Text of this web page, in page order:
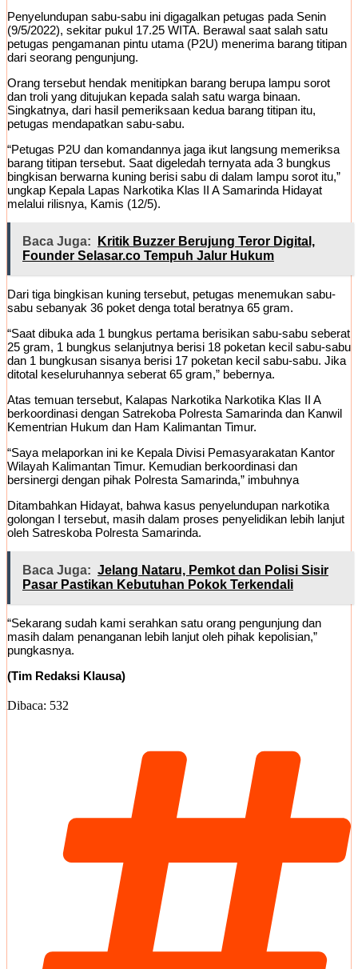
Penyelundupan sabu-sabu ini digagalkan petugas pada Senin
(9/5/2022), sekitar pukul 17.25 WITA. Berawal saat salah satu
petugas pengamanan pintu utama (P2U) menerima barang titipan
dari seorang pengunjung.
Orang tersebut hendak menitipkan barang berupa lampu sorot
dan troli yang ditujukan kepada salah satu warga binaan.
Singkatnya, dari hasil pemeriksaan kedua barang titipan itu,
petugas mendapatkan sabu-sabu.
“Petugas P2U dan komandannya jaga ikut langsung memeriksa
barang titipan tersebut. Saat digeledah ternyata ada 3 bungkus
bingkisan berwarna kuning berisi sabu di dalam lampu sorot itu,”
ungkap Kepala Lapas Narkotika Klas II A Samarinda Hidayat
melalui rilisnya, Kamis (12/5).
Baca Juga:
Kritik Buzzer Berujung Teror Digital,
Founder Selasar.co Tempuh Jalur Hukum
Dari tiga bingkisan kuning tersebut, petugas menemukan sabu-
sabu sebanyak 36 poket denga total beratnya 65 gram.
“Saat dibuka ada 1 bungkus pertama berisikan sabu-sabu seberat
25 gram, 1 bungkus selanjutnya berisi 18 poketan kecil sabu-sabu
dan 1 bungkusan sisanya berisi 17 poketan kecil sabu-sabu. Jika
ditotal keseluruhannya seberat 65 gram,” bebernya.
Atas temuan tersebut, Kalapas Narkotika Narkotika Klas II A
berkoordinasi dengan Satrekoba Polresta Samarinda dan Kanwil
Kementrian Hukum dan Ham Kalimantan Timur.
“Saya melaporkan ini ke Kepala Divisi Pemasyarakatan Kantor
Wilayah Kalimantan Timur. Kemudian berkoordinasi dan
bersinergi dengan pihak Polresta Samarinda,” imbuhnya
Ditambahkan Hidayat, bahwa kasus penyelundupan narkotika
golongan I tersebut, masih dalam proses penyelidikan lebih lanjut
oleh Satreskoba Polresta Samarinda.
Baca Juga: Jelang Nataru, Pemkot dan Polisi Sisir
Pasar Pastikan Kebutuhan Pokok Terkendali
“Sekarang sudah kami serahkan satu orang pengunjung dan
masih dalam penanganan lebih lanjut oleh pihak kepolisian,”
pungkasnya.
(Tim Redaksi Klausa)
Dibaca: 532